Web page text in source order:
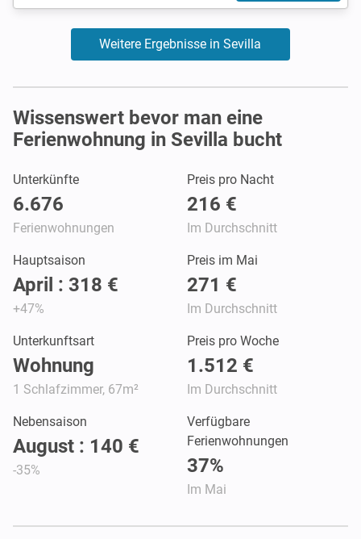
Weitere Ergebnisse in Sevilla
Wissenswert bevor man eine
Ferienwohnung in Sevilla bucht
Unterkünfte
6.676
Ferienwohnungen
Preis pro Nacht
216 €
Im Durchschnitt
Hauptsaison
April : 318 €
+47%
Preis im Mai
271 €
Im Durchschnitt
Unterkunftsart
Wohnung
1 Schlafzimmer, 67m²
Preis pro Woche
1.512 €
Im Durchschnitt
Nebensaison
August : 140 €
-35%
Verfügbare
Ferienwohnungen
37%
Im Mai